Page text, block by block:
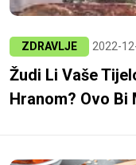
ZDRAVLJE 2022-
Žudi Li Vaše
Hranom? Ovo Bi